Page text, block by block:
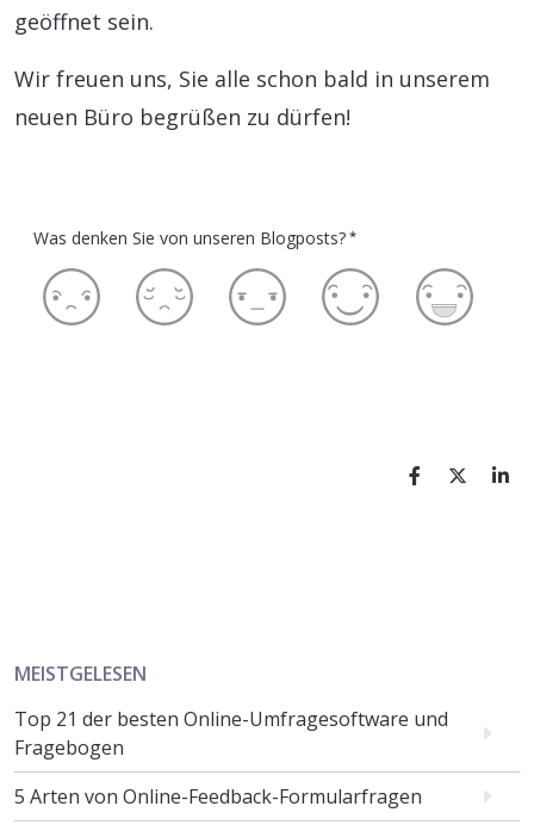
geöffnet sein.
Wir freuen uns, Sie alle schon bald in unserem
neuen Büro begrüßen zu dürfen!
Was denken Sie von unseren Blogposts? *
MEISTGELESEN
Top 21 der besten Online-Umfragesoftware und
Fragebogen
5 Arten von Online-Feedback-Formularfragen